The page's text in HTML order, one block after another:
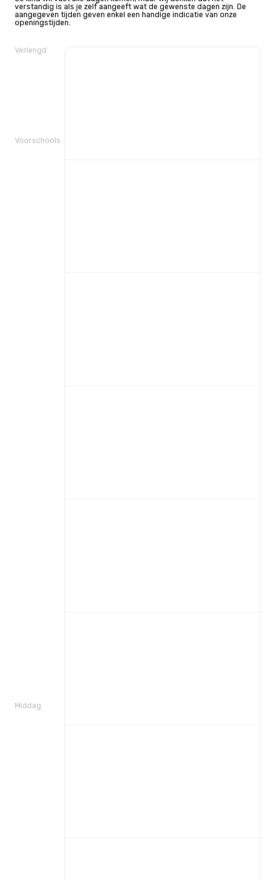
PSZ Taaltuin
PSZ Singel
verstandig is als je zelf aangeeft wat de gewenste dagen zijn. De
aangegeven tijden geven enkel een handige indicatie van onze
openingstijden.
Verlengd
Voorschools
Middag